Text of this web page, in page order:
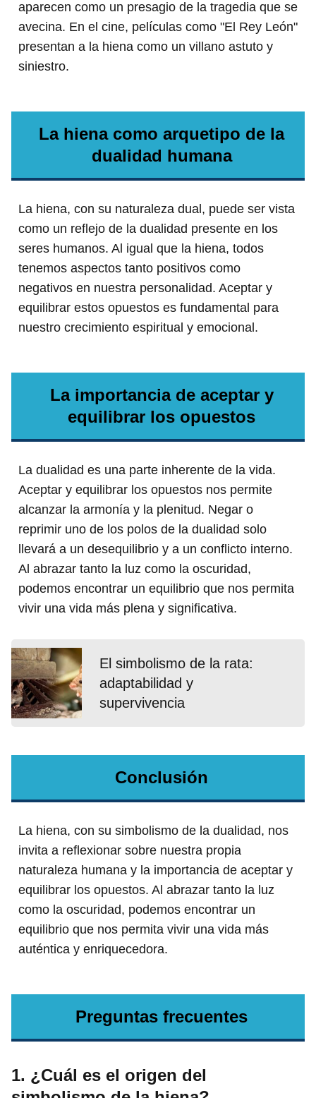
aparecen como un presagio de la tragedia que se
avecina. En el cine, películas como "El Rey León"
presentan a la hiena como un villano astuto y
siniestro.
La hiena como arquetipo de la
dualidad humana
La hiena, con su naturaleza dual, puede ser vista
como un reflejo de la dualidad presente en los
seres humanos. Al igual que la hiena, todos
tenemos aspectos tanto positivos como
negativos en nuestra personalidad. Aceptar y
equilibrar estos opuestos es fundamental para
nuestro crecimiento espiritual y emocional.
La importancia de aceptar y
equilibrar los opuestos
La dualidad es una parte inherente de la vida.
Aceptar y equilibrar los opuestos nos permite
alcanzar la armonía y la plenitud. Negar o
reprimir uno de los polos de la dualidad solo
llevará a un desequilibrio y a un conflicto interno.
Al abrazar tanto la luz como la oscuridad,
podemos encontrar un equilibrio que nos permita
vivir una vida más plena y significativa.
El simbolismo de la rata:
adaptabilidad y
supervivencia
Conclusión
La hiena, con su simbolismo de la dualidad, nos
invita a reflexionar sobre nuestra propia
naturaleza humana y la importancia de aceptar y
equilibrar los opuestos. Al abrazar tanto la luz
como la oscuridad, podemos encontrar un
equilibrio que nos permita vivir una vida más
auténtica y enriquecedora.
Preguntas frecuentes
1. ¿Cuál es el origen del